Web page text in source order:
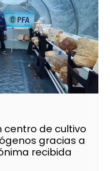
centro de cultivo
gracias a
recibida